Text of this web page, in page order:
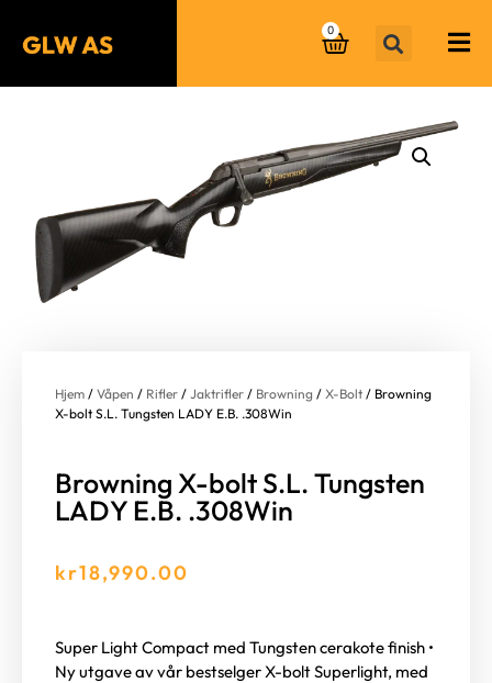
0
Hjem / Våpen / Rifler / Jaktrifler / Browning / X-Bolt / Browning
X-bolt S.L. Tungsten LADY E.B. .308Win
Browning X-bolt S.L. Tungsten
LADY E.B. .308Win
kr18,990.00
Super Light Compact med Tungsten cerakote finish •
Ny utgave av vår bestselger X-bolt Superlight, med